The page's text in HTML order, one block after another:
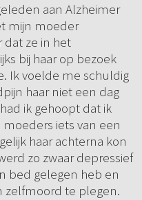
aan Alzheimer
mijn moeder
dat ze in het
bij haar op bezoek
Ik voelde me schuldig
haar niet een dag
ik gehoopt dat ik
iets van een
haar achterna kon
zo zwaar depressief
bed gelegen heb en
zelfmoord te plegen.